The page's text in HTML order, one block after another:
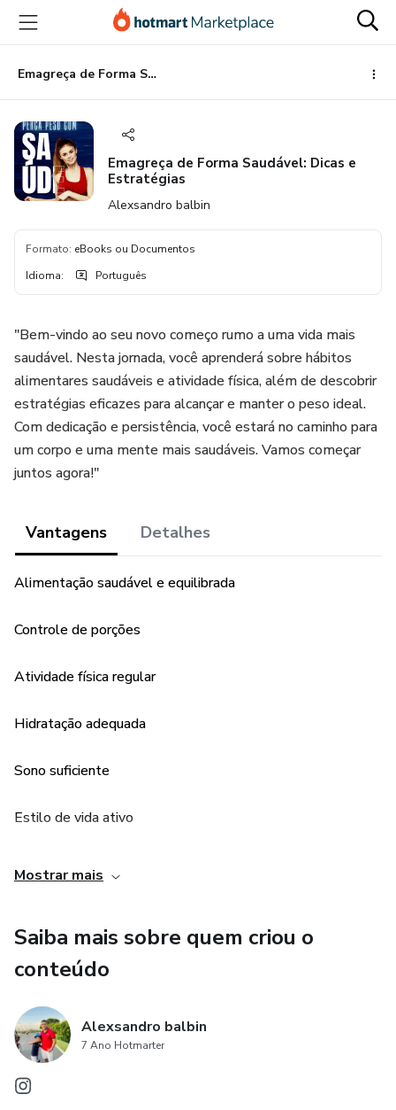
para
conteúdo
principal
para
pagamento
para
rodapé
Emagreça de Forma Saudável: Dicas e Estratégias
Emagreça de Forma Saudável: Dicas e
Estratégias
Alexsandro balbin
Formato: eBooks ou Documentos
Idioma: Português
"Bem-vindo ao seu novo começo rumo a uma vida mais
saudável. Nesta jornada, você aprenderá sobre hábitos
alimentares saudáveis e atividade física, além de descobrir
estratégias eficazes para alcançar e manter o peso ideal.
Com dedicação e persistência, você estará no caminho para
um corpo e uma mente mais saudáveis. Vamos começar
juntos agora!"
Vantagens Detalhes
Alimentação saudável e equilibrada
Controle de porções
Atividade física regular
Hidratação adequada
Sono suficiente
Estilo de vida ativo
Fazer refeições regulares
Planejamento e preparação de refeições.
Mostrar mais
Saiba mais sobre quem criou o
conteúdo
Alexsandro balbin
7 Ano Hotmarter